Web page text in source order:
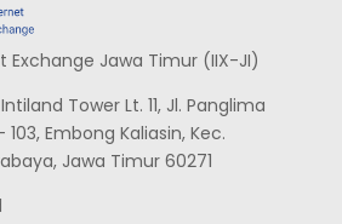
Exchange Jawa Timur (IIX-JI)
Tower Lt. 11, Jl. Panglima
103, Embong Kaliasin, Kec.
Jawa Timur 60271